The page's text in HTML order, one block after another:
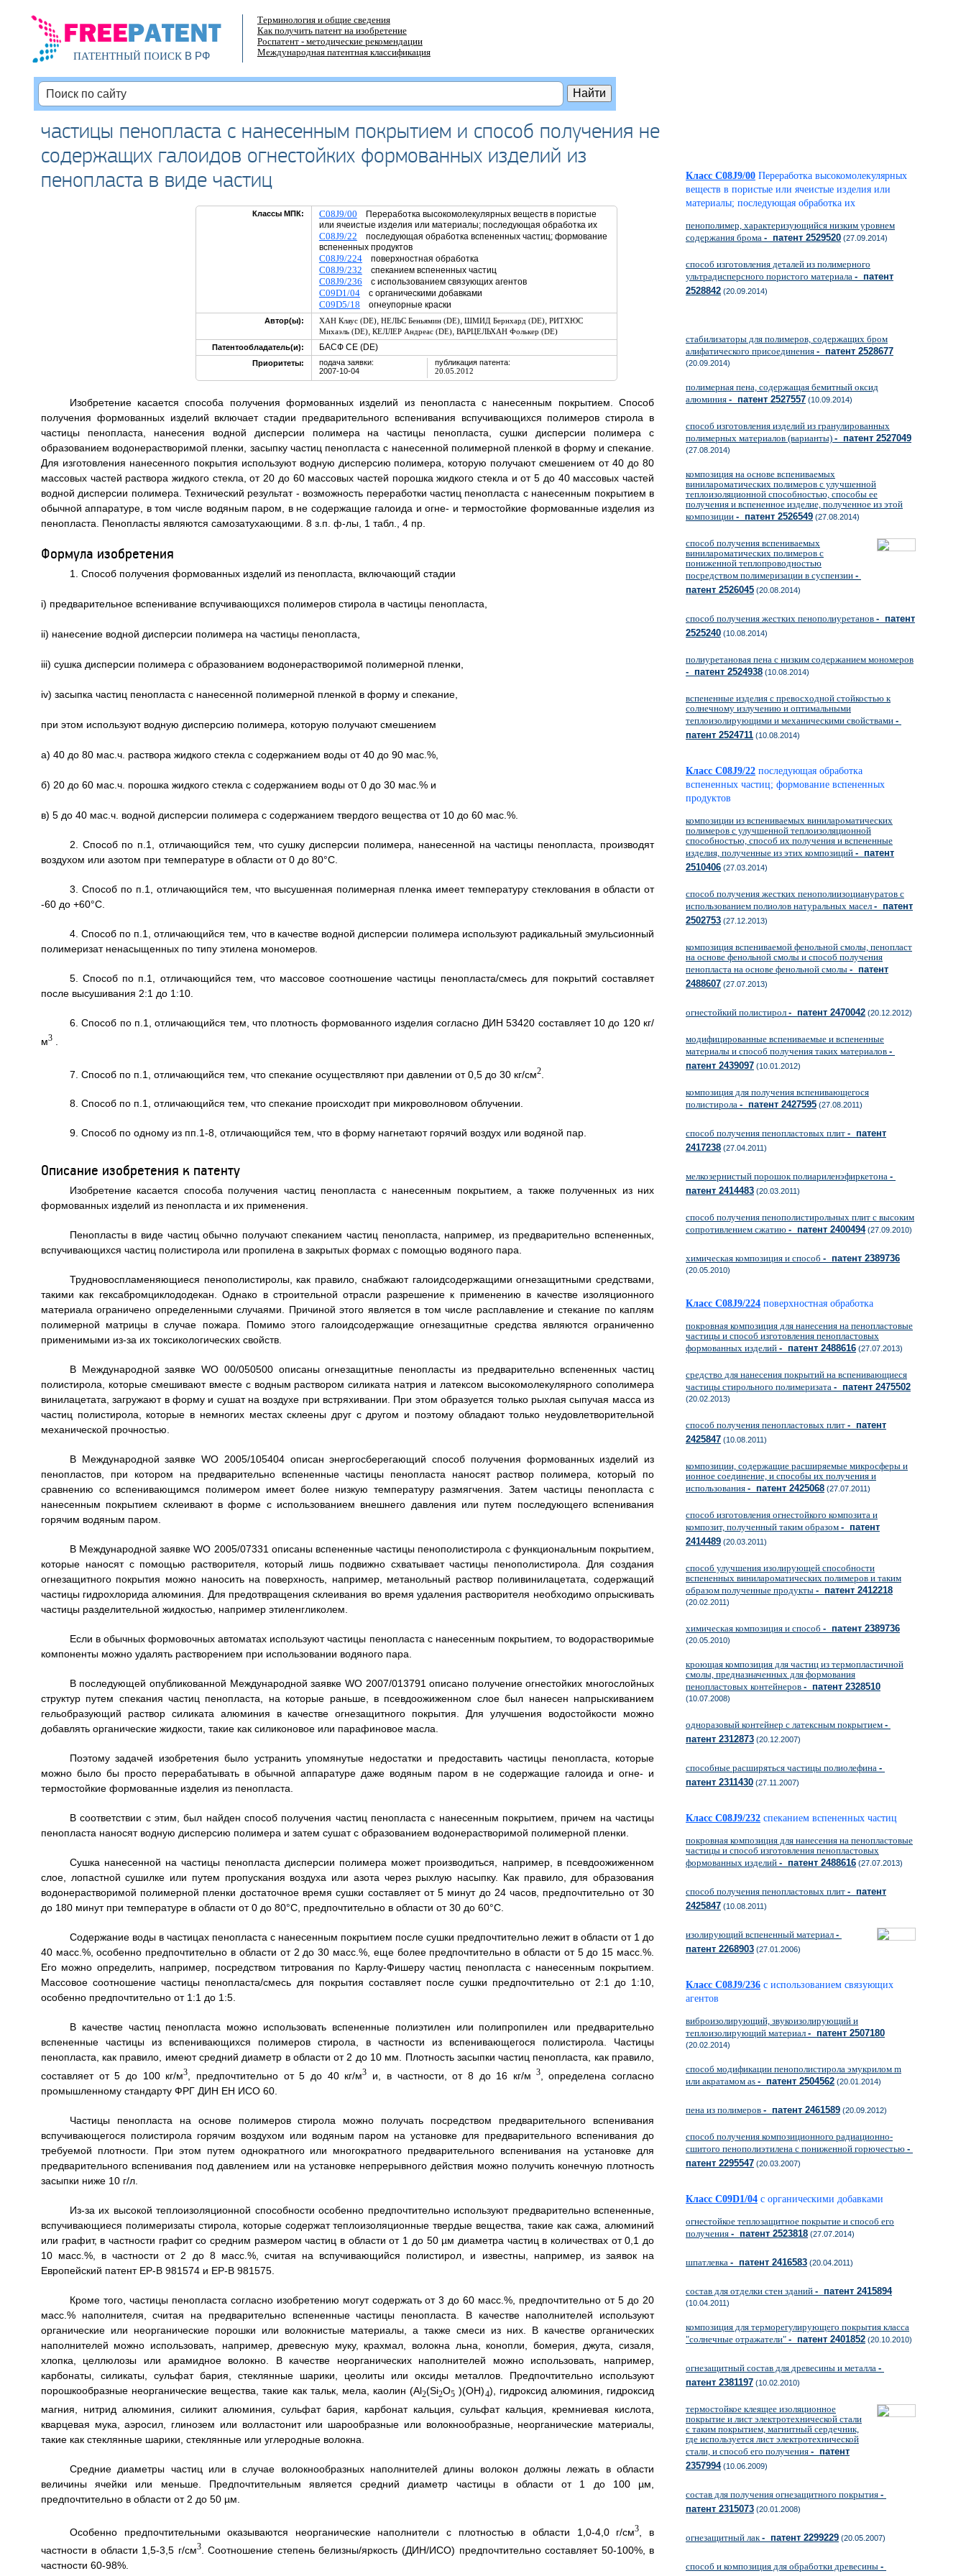
ПАТЕНТНЫЙ ПОИСКВ РФ
Терминология и общие сведения
Как получить патент на изобретение
Роспатент - методические рекомендации
Международная патентная классификация
частицы пенопласта с нанесенным покрытием и способ получения не
содержащих галоидов огнестойких формованных изделий из
пенопласта в виде частиц
Классы МПК: C08J9/00 Переработка высокомолекулярных веществ в пористые
или ячеистые изделия или материалы; последующая обработка их
C08J9/22 последующая обработка вспененных частиц; формование
вспененных продуктов
C08J9/224поверхностная обработка
C08J9/232 спеканием вспененных частиц
C08J9/236 с использованием связующих агентов
C09D1/04с органическими добавками
C09D5/18 огнеупорные краски
Автор(ы): ХАН Клаус (DE), НЕЛЬС Беньямин (DE), ШМИД Бернхард (DE), РИТХЮС
Михаэль (DE), КЕЛЛЕР Андреас (DE), ВАРЦЕЛЬХАН Фолькер (DE)
Патентообладатель(и):
БАСФ СЕ (DE)
Приоритеты:
подача заявки:
2007-10-04
публикация патента:
20.05.2012
Изобретение касается способа получения формованных изделий из пенопласта с нанесенным покрытием. Способ
получения формованных изделий включает стадии предварительного вспенивания вспучивающихся полимеров стирола в
частицы пенопласта, нанесения водной дисперсии полимера на частицы пенопласта, сушки дисперсии полимера с
образованием водонерастворимой пленки, засыпку частиц пенопласта с нанесенной полимерной пленкой в форму и спекание.
Для изготовления нанесенного покрытия используют водную дисперсию полимера, которую получают смешением от 40 до 80
массовых частей раствора жидкого стекла, от 20 до 60 массовых частей порошка жидкого стекла и от 5 до 40 массовых частей
водной дисперсии полимера. Технический результат - возможность переработки частиц пенопласта с нанесенным покрытием в
обычной аппаратуре, в том числе водяным паром, в не содержащие галоида и огне- и термостойкие формованные изделия из
пенопласта. Пенопласты являются самозатухающими. 8 з.п. ф-лы, 1 табл., 4 пр.
Формула изобретения
1. Способ получения формованных изделий из пенопласта, включающий стадии
i) предварительное вспенивание вспучивающихся полимеров стирола в частицы пенопласта,
ii) нанесение водной дисперсии полимера на частицы пенопласта,
iii) сушка дисперсии полимера с образованием водонерастворимой полимерной пленки,
iv) засыпка частиц пенопласта с нанесенной полимерной пленкой в форму и спекание,
при этом используют водную дисперсию полимера, которую получают смешением
а) 40 до 80 мас.ч. раствора жидкого стекла с содержанием воды от 40 до 90 мас.%,
б) 20 до 60 мас.ч. порошка жидкого стекла с содержанием воды от 0 до 30 мас.% и
в) 5 до 40 мас.ч. водной дисперсии полимера с содержанием твердого вещества от 10 до 60 мас.%.
2. Способ по п.1, отличающийся тем, что сушку дисперсии полимера, нанесенной на частицы пенопласта, производят
воздухом или азотом при температуре в области от 0 до 80°С.
3. Способ по п.1, отличающийся тем, что высушенная полимерная пленка имеет температуру стеклования в области от
-60 до +60°С.
4. Способ по п.1, отличающийся тем, что в качестве водной дисперсии полимера используют радикальный эмульсионный
полимеризат ненасыщенных по типу этилена мономеров.
5. Способ по п.1, отличающийся тем, что массовое соотношение частицы пенопласта/смесь для покрытий составляет
после высушивания 2:1 до 1:10.
6. Способ по п.1, отличающийся тем, что плотность формованного изделия согласно ДИН 53420 составляет 10 до 120 кг/
м3.
7. Способ по п.1, отличающийся тем, что спекание осуществляют при давлении от 0,5 до 30 кг/см2.
8. Способ по п.1, отличающийся тем, что спекание происходит при микроволновом облучении.
9. Способ по одному из пп.1-8, отличающийся тем, что в форму нагнетают горячий воздух или водяной пар.
Описание изобретения к патенту
Изобретение касается способа получения частиц пенопласта с нанесенным покрытием, а также полученных из них
формованных изделий из пенопласта и их применения.
Пенопласты в виде частиц обычно получают спеканием частиц пенопласта, например, из предварительно вспененных,
вспучивающихся частиц полистирола или пропилена в закрытых формах с помощью водяного пара.
Трудновоспламеняющиеся пенополистиролы, как правило, снабжают галоидсодержащими огнезащитными средствами,
такими как гексабромциклододекан. Однако в строительной отрасли разрешение к применению в качестве изоляционного
материала ограничено определенными случаями. Причиной этого является в том числе расплавление и стекание по каплям
полимерной матрицы в случае пожара. Помимо этого галоидсодержащие огнезащитные средства являются ограниченно
применимыми из-за их токсикологических свойств.
В Международной заявке WO 00/050500 описаны огнезащитные пенопласты из предварительно вспененных частиц
полистирола, которые смешивают вместе с водным раствором силиката натрия и латексом высокомолекулярного сополимера
винилацетата, загружают в форму и сушат на воздухе при встряхивании. При этом образуется только рыхлая сыпучая масса из
частиц полистирола, которые в немногих местах склеены друг с другом и поэтому обладают только неудовлетворительной
механической прочностью.
В Международной заявке WO 2005/105404 описан энергосберегающий способ получения формованных изделий из
пенопластов, при котором на предварительно вспененные частицы пенопласта наносят раствор полимера, который по
сравнению со вспенивающимся полимером имеет более низкую температуру размягчения. Затем частицы пенопласта с
нанесенным покрытием склеивают в форме с использованием внешнего давления или путем последующего вспенивания
горячим водяным паром.
В Международной заявке WO 2005/07331 описаны вспененные частицы пенополистирола с функциональным покрытием,
которые наносят с помощью растворителя, который лишь подвижно схватывает частицы пенополистирола. Для создания
огнезащитного покрытия можно наносить на поверхность, например, метанольный раствор поливинилацетата, содержащий
частицы гидрохлорида алюминия. Для предотвращения склеивания во время удаления растворителя необходимо опрыскивать
частицы разделительной жидкостью, например этиленгликолем.
Если в обычных формовочных автоматах используют частицы пенопласта с нанесенным покрытием, то водорастворимые
компоненты можно удалять растворением при использовании водяного пара.
В последующей опубликованной Международной заявке WO 2007/013791 описано получение огнестойких многослойных
структур путем спекания частиц пенопласта, на которые раньше, в псевдоожиженном слое был нанесен напрыскиванием
гельобразующий раствор силиката алюминия в качестве огнезащитного покрытия. Для улучшения водостойкости можно
добавлять органические жидкости, такие как силиконовое или парафиновое масла.
Поэтому задачей изобретения было устранить упомянутые недостатки и предоставить частицы пенопласта, которые
можно было бы просто перерабатывать в обычной аппаратуре даже водяным паром в не содержащие галоида и огне- и
термостойкие формованные изделия из пенопласта.
В соответствии с этим, был найден способ получения частиц пенопласта с нанесенным покрытием, причем на частицы
пенопласта наносят водную дисперсию полимера и затем сушат с образованием водонерастворимой полимерной пленки.
Сушка нанесенной на частицы пенопласта дисперсии полимера может производиться, например, в псевдоожиженном
слое, лопастной сушилке или путем пропускания воздуха или азота через рыхлую насыпку. Как правило, для образования
водонерастворимой полимерной пленки достаточное время сушки составляет от 5 минут до 24 часов, предпочтительно от 30
до 180 минут при температуре в области от 0 до 80°С, предпочтительно в области от 30 до 60°С.
Содержание воды в частицах пенопласта с нанесенным покрытием после сушки предпочтительно лежит в области от 1 до
40 масс.%, особенно предпочтительно в области от 2 до 30 масс.%, еще более предпочтительно в области от 5 до 15 масс.%.
Его можно определить, например, посредством титрования по Карлу-Фишеру частиц пенопласта с нанесенным покрытием.
Массовое соотношение частицы пенопласта/смесь для покрытия составляет после сушки предпочтительно от 2:1 до 1:10,
особенно предпочтительно от 1:1 до 1:5.
В качестве частиц пенопласта можно использовать вспененные полиэтилен или полипропилен или предварительно
вспененные частицы из вспенивающихся полимеров стирола, в частности из вспенивающегося полистирола. Частицы
пенопласта, как правило, имеют средний диаметр в области от 2 до 10 мм. Плотность засыпки частиц пенопласта, как правило,
составляет от 5 до 100 кг/м3 , предпочтительно от 5 до 40 кг/м3 и, в частности, от 8 до 16 кг/м 3, определена согласно
промышленному стандарту ФРГ ДИН ЕН ИСО 60.
Частицы пенопласта на основе полимеров стирола можно получать посредством предварительного вспенивания
вспучивающегося полистирола горячим воздухом или водяным паром на установке для предварительного вспенивания до
требуемой плотности. При этом путем однократного или многократного предварительного вспенивания на установке для
предварительного вспенивания под давлением или на установке непрерывного действия можно получить конечную плотность
засыпки ниже 10 г/л.
Из-за их высокой теплоизоляционной способности особенно предпочтительно используют предварительно вспененные,
вспучивающиеся полимеризаты стирола, которые содержат теплоизоляционные твердые вещества, такие как сажа, алюминий
или графит, в частности графит со средним размером частиц в области от 1 до 50 µм диаметра частиц в количествах от 0,1 до
10 масс.%, в частности от 2 до 8 масс.%, считая на вспучивающийся полистирол, и известны, например, из заявок на
Европейский патент ЕР-В 981574 и ЕР-В 981575.
Кроме того, частицы пенопласта согласно изобретению могут содержать от 3 до 60 масс.%, предпочтительно от 5 до 20
масс.% наполнителя, считая на предварительно вспененные частицы пенопласта. В качестве наполнителей используют
органические или неорганические порошки или волокнистые материалы, а также смеси из них. В качестве органических
наполнителей можно использовать, например, древесную муку, крахмал, волокна льна, конопли, бомерия, джута, сизаля,
хлопка, целлюлозы или арамидное волокно. В качестве неорганических наполнителей можно использовать, например,
карбонаты, силикаты, сульфат бария, стеклянные шарики, цеолиты или оксиды металлов. Предпочтительно используют
порошкообразные неорганические вещества, такие как тальк, мела, каолин (Al2(Si2O5 )(OH)4), гидроксид алюминия, гидроксид
магния, нитрид алюминия, силикит алюминия, сульфат бария, карбонат кальция, сульфат кальция, кремниевая кислота,
кварцевая мука, аэросил, глинозем или волластонит или шарообразные или волокнообразные, неорганические материалы,
такие как стеклянные шарики, стеклянные или углеродные волокна.
Средние диаметры частиц или в случае волокнообразных наполнителей длины волокон должны лежать в области
величины ячейки или меньше. Предпочтительным является средний диаметр частицы в области от 1 до 100 µм,
предпочтительно в области от 2 до 50 µм.
Особенно предпочтительными оказываются неорганические наполнители с плотностью в области 1,0-4,0 г/см3
, в
частности в области 1,5-3,5 г/см3. Соотношение степень белизны/яркость (ДИН/ИСО) предпочтительно составляет 50-100%, в
частности 60-98%.
Класс C08J9/00 Переработка высокомолекулярных
веществ в пористые или ячеистые изделия или
материалы; последующая обработка их
пенополимер, характеризующийся низким уровнем
содержания брома - патент 2529520 (27.09.2014)
способ изготовления деталей из полимерного
ультрадисперсного пористого материала - патент
2528842 (20.09.2014)
стабилизаторы для полимеров, содержащих бром
алифатического присоединения - патент 2528677
(20.09.2014)
полимерная пена, содержащая бемитный оксид
алюминия - патент 2527557 (10.09.2014)
способ изготовления изделий из гранулированных
полимерных материалов (варианты) - патент 2527049
(27.08.2014)
композиция на основе вспениваемых
винилароматических полимеров с улучшенной
теплоизоляционной способностью, способы ее
получения и вспененное изделие, полученное из этой
композиции - патент 2526549 (27.08.2014)
способ получения вспениваемых
винилароматических полимеров с
пониженной теплопроводностью
посредством полимеризации в суспензии -
патент 2526045 (20.08.2014)
способ получения жестких пенополиуретанов - патент
2525240 (10.08.2014)
полиуретановая пена с низким содержанием мономеров
- патент 2524938 (10.08.2014)
вспененные изделия с превосходной стойкостью к
солнечному излучению и оптимальными
теплоизолирующими и механическими свойствами -
патент 2524711 (10.08.2014)
Класс C08J9/22 последующая обработка
вспененных частиц; формование вспененных
продуктов
композиции из вспениваемых винилароматических
полимеров с улучшенной теплоизоляционной
способностью, способ их получения и вспененные
изделия, полученные из этих композиций - патент
2510406 (27.03.2014)
способ получения жестких пенополиизоциануратов с
использованием полиолов натуральных масел - патент
2502753 (27.12.2013)
композиция вспениваемой фенольной смолы, пенопласт
на основе фенольной смолы и способ получения
пенопласта на основе фенольной смолы - патент
2488607 (27.07.2013)
огнестойкий полистирол - патент 2470042 (20.12.2012)
модифицированные вспениваемые и вспененные
материалы и способ получения таких материалов -
патент 2439097 (10.01.2012)
композиция для получения вспенивающегося
полистирола - патент 2427595 (27.08.2011)
способ получения пенопластовых плит - патент
2417238 (27.04.2011)
мелкозернистый порошок полиариленэфиркетона -
патент 2414483 (20.03.2011)
способ получения пенополистирольных плит с высоким
сопротивлением сжатию - патент 2400494(27.09.2010)
химическая композиция и способ - патент 2389736
(20.05.2010)
Класс C08J9/224 поверхностная обработка
покровная композиция для нанесения на пенопластовые
частицы и способ изготовления пенопластовых
формованных изделий - патент 2488616 (27.07.2013)
средство для нанесения покрытий на вспенивающиеся
частицы стирольного полимеризата - патент 2475502
(20.02.2013)
способ получения пенопластовых плит - патент
2425847 (10.08.2011)
композиции, содержащие расширяемые микросферы и
ионное соединение, и способы их получения и
использования - патент 2425068 (27.07.2011)
способ изготовления огнестойкого композита и
композит, полученный таким образом - патент
2414489 (20.03.2011)
способ улучшения изолирующей способности
вспененных винилароматических полимеров и таким
образом полученные продукты - патент 2412218
(20.02.2011)
химическая композиция и способ - патент 2389736
(20.05.2010)
кроющая композиция для частиц из термопластичной
смолы, предназначенных для формования
пенопластовых контейнеров - патент 2328510
(10.07.2008)
одноразовый контейнер с латексным покрытием -
патент 2312873 (20.12.2007)
способные расширяться частицы полиолефина -
патент 2311430 (27.11.2007)
Класс C08J9/232 спеканием вспененных частиц
покровная композиция для нанесения на пенопластовые
частицы и способ изготовления пенопластовых
формованных изделий - патент 2488616 (27.07.2013)
способ получения пенопластовых плит - патент
2425847 (10.08.2011)
изолирующий вспененный материал -
патент 2268903 (27.01.2006)
Класс C08J9/236 с использованием связующих
агентов
виброизолирующий, звукоизолирующий и
теплоизолирующий материал - патент 2507180
(20.02.2014)
способ модификации пенополистирола эмукрилом m
или акратамом as - патент 2504562 (20.01.2014)
пена из полимеров - патент 2461589 (20.09.2012)
способ получения композиционного радиационно-
сшитого пенополиэтилена с пониженной горючестью -
патент 2295547 (20.03.2007)
Класс C09D1/04 с органическими добавками
огнестойкое теплозащитное покрытие и способ его
получения - патент 2523818 (27.07.2014)
шпатлевка - патент 2416583 (20.04.2011)
состав для отделки стен зданий - патент 2415894
(10.04.2011)
композиция для терморегулирующего покрытия класса
"солнечные отражатели" - патент 2401852 (20.10.2010)
огнезащитный состав для древесины и металла -
патент 2381197 (10.02.2010)
термостойкое клеящее изоляционное
покрытие и лист электротехнической стали
с таким покрытием, магнитный сердечник,
где используется лист электротехнической
стали, и способ его получения - патент
2357994(10.06.2009)
состав для получения огнезащитного покрытия -
патент 2315073 (20.01.2008)
огнезащитный лак- патент 2299229 (20.05.2007)
способ и композиция для обработки древесины -